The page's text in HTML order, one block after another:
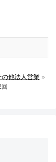
の他法人営業 »